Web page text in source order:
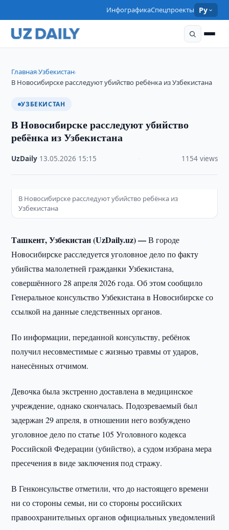
ИнфографикаСпецпроекты Ру
Главная›Узбекистан›
В Новосибирске расследуют убийство ребёнка из Узбекистана
УЗБЕКИСТАН
В Новосибирске расследуют убийство
ребёнка из Узбекистана
UzDaily 13.05.2026 15:15 1154 views
В Новосибирске расследуют убийство ребёнка из
Узбекистана
Ташкент, Узбекистан (UzDaily.uz) —В городе
Новосибирске расследуется уголовное дело по факту
убийства малолетней гражданки Узбекистана,
совершённого 28 апреля 2026 года. Об этом сообщило
Генеральное консульство Узбекистана в Новосибирске со
ссылкой на данные следственных органов.
По информации, переданной консульству, ребёнок
получил несовместимые с жизнью травмы от ударов,
нанесённых отчимом.
Девочка была экстренно доставлена в медицинское
учреждение, однако скончалась. Подозреваемый был
задержан 29 апреля, в отношении него возбуждено
уголовное дело по статье 105 Уголовного кодекса
Российской Федерации (убийство), а судом избрана мера
пресечения в виде заключения под стражу.
В Генконсульстве отметили, что до настоящего времени
ни со стороны семьи, ни со стороны российских
правоохранительных органов официальных уведомлений